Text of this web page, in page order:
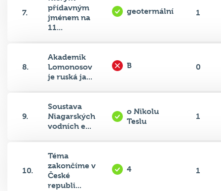
7.
přídavným
jménem na
11...
geotermální 1
8.
Akademik
Lomonosov
je ruská ja...
B 0
9.
Soustava
Niagarských
vodních e...
o Nikolu
Teslu
1
10.
Téma
zakončíme v
České
republi...
4 1